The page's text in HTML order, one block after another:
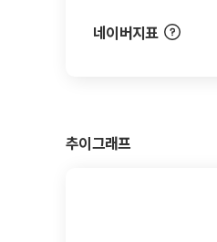
네이버지표
추이그래프